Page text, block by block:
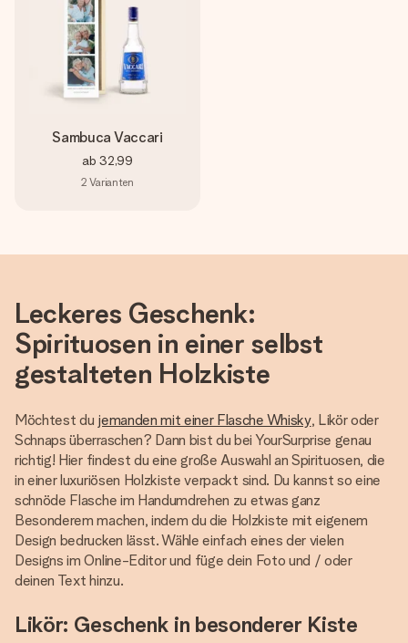
Sambuca Vaccari
ab 32,99
2 Varianten
Leckeres Geschenk:
Spirituosen in einer selbst
gestalteten Holzkiste
Möchtest du jemanden mit einer Flasche Whisky, Likör oder
Schnaps überraschen? Dann bist du bei YourSurprise genau
richtig! Hier findest du eine große Auswahl an Spirituosen, die
in einer luxuriösen Holzkiste verpackt sind. Du kannst so eine
schnöde Flasche im Handumdrehen zu etwas ganz
Besonderem machen, indem du die Holzkiste mit eigenem
Design bedrucken lässt. Wähle einfach eines der vielen
Designs im Online-Editor und füge dein Foto und / oder
deinen Text hinzu.
Likör: Geschenk in besonderer Kiste